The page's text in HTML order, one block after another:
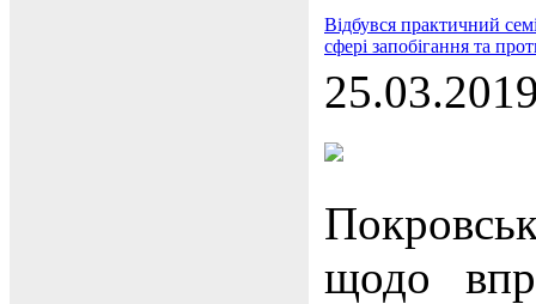
Відбувся практичний
сфері запобігання та
щодо